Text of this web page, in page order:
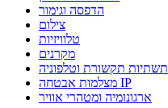
הדפסה וגימור
צילום
טלוויזיות
מקרנים
תשתיות תקשורת וטלפוניה
מצלמות אבטחה IP
ארגונומיה ומטהרי אוויר